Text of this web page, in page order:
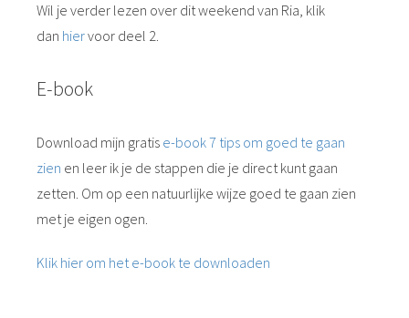
Wil je verder lezen over dit weekend van Ria, klik
dan hiervoor deel 2.
E-book
Download mijn gratis e-book 7 tips om goed te gaan
zien en leer ik je de stappen die je direct kunt gaan
zetten. Om op een natuurlijke wijze goed te gaan zien
met je eigen ogen.
Klik hier om het e-book te downloaden